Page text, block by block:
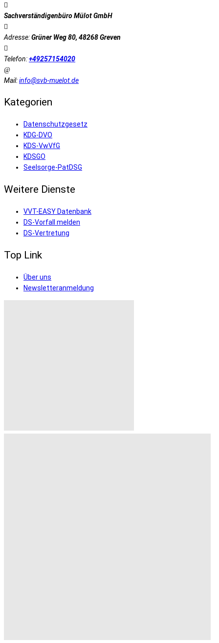
Sachverständigenbüro Mülot GmbH
Adresse:Grüner Weg 80, 48268 Greven
Telefon:+49257154020
Mail:info@svb-muelot.de
Kategorien
Datenschutzgesetz
KDG-DVO
KDS-VwVfG
KDSGO
Seelsorge-PatDSG
Weitere Dienste
VVT-EASY Datenbank
DS-Vorfall melden
DS-Vertretung
Top Link
Über uns
Newsletteranmeldung